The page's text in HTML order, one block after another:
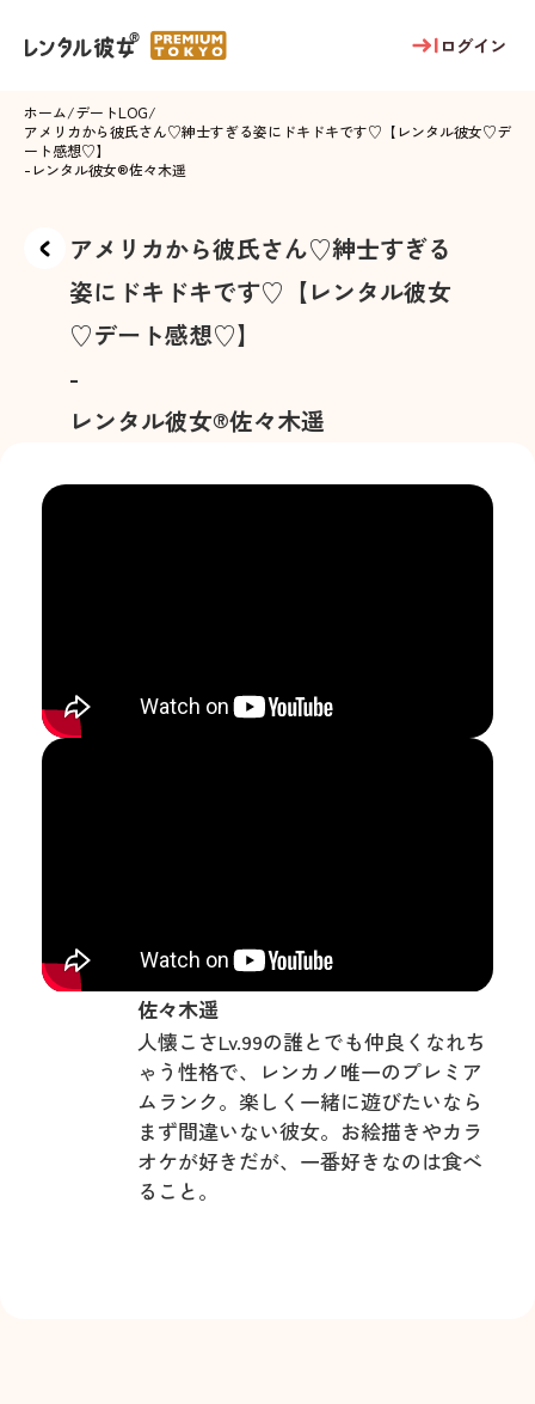
ログイン
ホーム/デートLOG/
アメリカから彼氏さん♡紳士すぎる姿にドキドキです♡【レンタル彼女♡デ
ート感想♡】
-レンタル彼女®佐々木遥
アメリカから彼氏さん♡紳士すぎる
姿にドキドキです♡【レンタル彼女
♡デート感想♡】
-
レンタル彼女®佐々木遥
佐々木遥
人懐こさLv.99の誰とでも仲良くなれち
ゃう性格で、レンカノ唯一のプレミア
ムランク。楽しく一緒に遊びたいなら
まず間違いない彼女。お絵描きやカラ
オケが好きだが、一番好きなのは食べ
ること。